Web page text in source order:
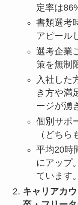
定率は
書類選考
アピール
選考企業
策を無制
入社した
き方や満
ージが湧
個別サポ
（どちら
平均20時
にアップ
ています。
キャリアカ